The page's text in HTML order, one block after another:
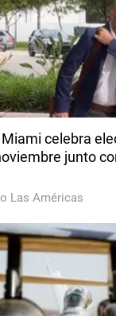
celebra
junto
Las Américas